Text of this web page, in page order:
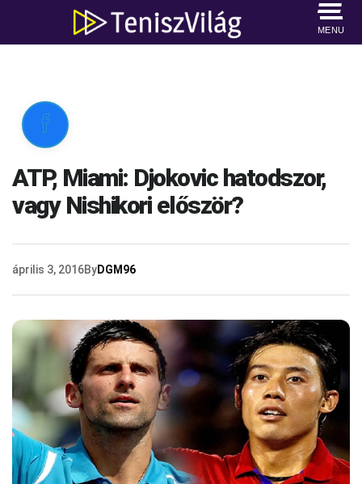
MENU

ATP, Miami: Djokovic hatodszor,
vagy Nishikori először?
április 3, 2016ByDGM96